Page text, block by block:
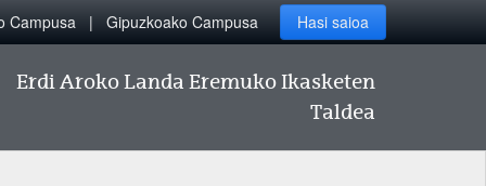
Campusa Gipuzkoako Campusa Hasi saioa
Erdi Aroko Landa Eremuko Ikasketen
Taldea